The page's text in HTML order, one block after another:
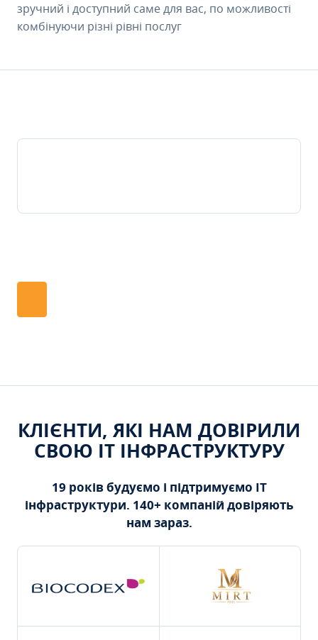
зручний і доступний саме для вас, по можливості
комбінуючи різні рівні послуг
КЛІЄНТИ, ЯКІ НАМ ДОВІРИЛИ
СВОЮ ІТ ІНФРАСТРУКТУРУ
19 років будуємо і підтримуємо ІТ
інфраструктури. 140+ компаній довіряють
нам зараз.